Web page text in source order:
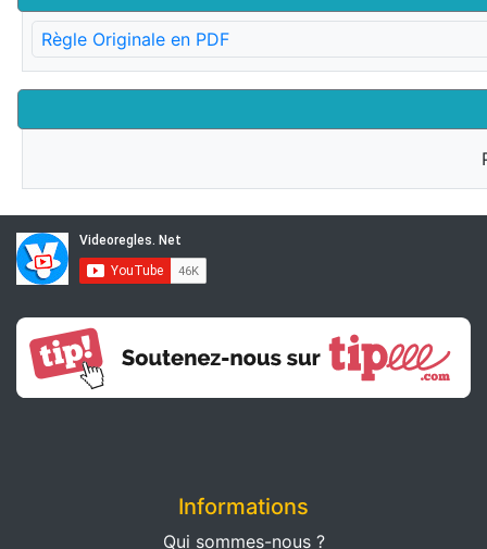
Règle Originale en PDF
Informations
Qui sommes-nous ?